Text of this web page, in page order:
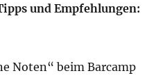
und Empfehlungen:
Noten“ beim Barcamp